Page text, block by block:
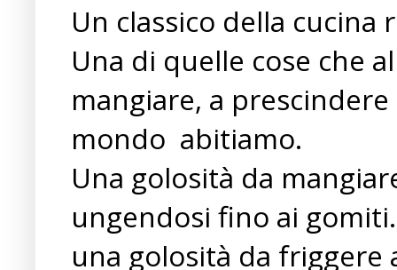
Un classico della
Una di quelle cose che
mangiare, a
mondo abitiamo.
Una golosità da
ungendosi fino ai gomiti.
una golosità da